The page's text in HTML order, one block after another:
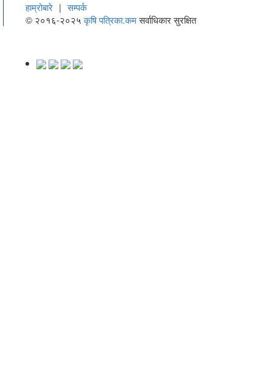
हाम्रोबारे | सम्पर्क
© २०१६-२०२५कृषि पत्रिका.कमसर्वाधिकार सुरक्षित